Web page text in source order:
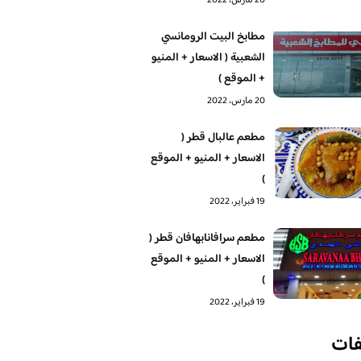
مطابخ البيت الرومانسي
الشعبية ( الاسعار + المنيو
+ الموقع )
20 مارس، 2022
مطعم عالبال قطر (
الاسعار + المنيو + الموقع
)
19 فبراير، 2022
مطعم سرافانابهافان قطر (
الاسعار + المنيو + الموقع
)
19 فبراير، 2022